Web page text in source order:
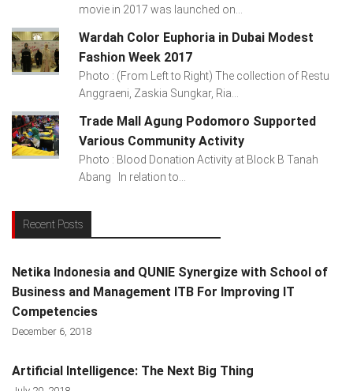
movie in 2017 was launched on...
Wardah Color Euphoria in Dubai Modest
Fashion Week 2017
Photo : (From Left to Right) The collection of Restu
Anggraeni, Zaskia Sungkar, Ria...
Trade Mall Agung Podomoro Supported
Various Community Activity
Photo : Blood Donation Activity at Block B Tanah
Abang In relation to...
Recent Posts
Netika Indonesia and QUNIE Synergize with School of
Business and Management ITB For Improving IT
Competencies
December 6, 2018
Artificial Intelligence: The Next Big Thing